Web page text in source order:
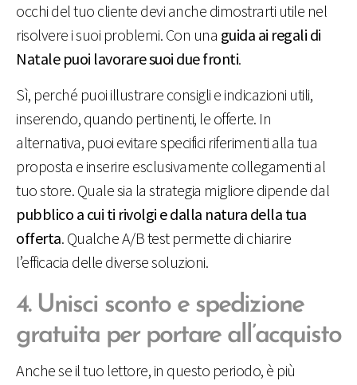
occhi del tuo cliente devi anche dimostrarti utile nel
risolvere i suoi problemi. Con una guida ai regali di
Natale puoi lavorare suoi due fronti.
Sì, perché puoi illustrare consigli e indicazioni utili,
inserendo, quando pertinenti, le offerte. In
alternativa, puoi evitare specifici riferimenti alla tua
proposta e inserire esclusivamente collegamenti al
tuo store. Quale sia la strategia migliore dipende dal
pubblico a cui ti rivolgi e dalla natura della tua
offerta. Qualche A/B test permette di chiarire
l’efficacia delle diverse soluzioni.
4. Unisci sconto e spedizione
gratuita per portare all’acquisto
Anche se il tuo lettore, in questo periodo, è più